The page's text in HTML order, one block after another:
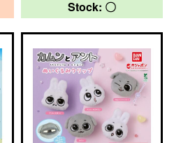
Stock: 〇